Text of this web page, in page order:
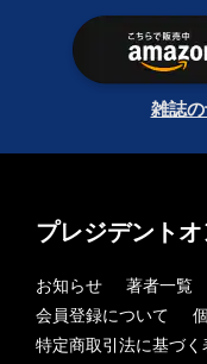
雑誌
プレジデント
お知らせ 著者一覧
会員登録について
特定商取引法に基づく